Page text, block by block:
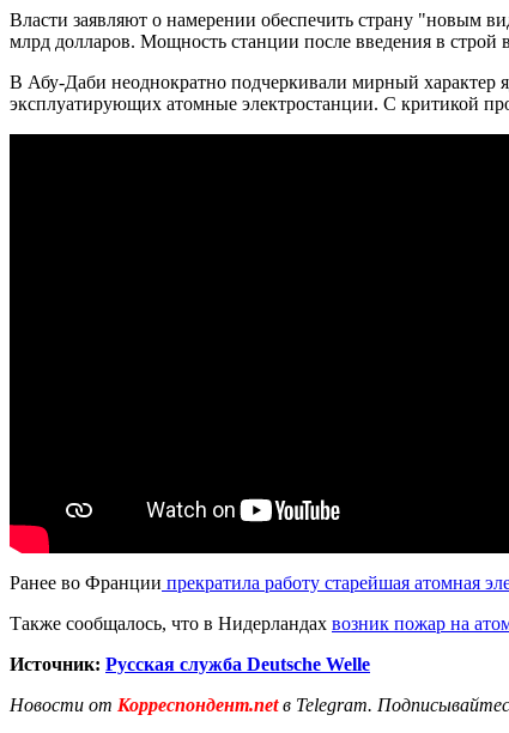
Власти заявляют о намерении обеспечить страну "новым
млрд долларов. Мощность станции после введения в строй
В Абу-Даби неоднократно подчеркивали мирный
эксплуатирующих атомные электростанции. С критикой
Ранее во Франции прекратила работу старейшая атомная
Также сообщалось, что в Нидерландах возник пожар на
Источник: Русская служба Deutsche Welle
Новости от Корреспондент.netв Telegram.